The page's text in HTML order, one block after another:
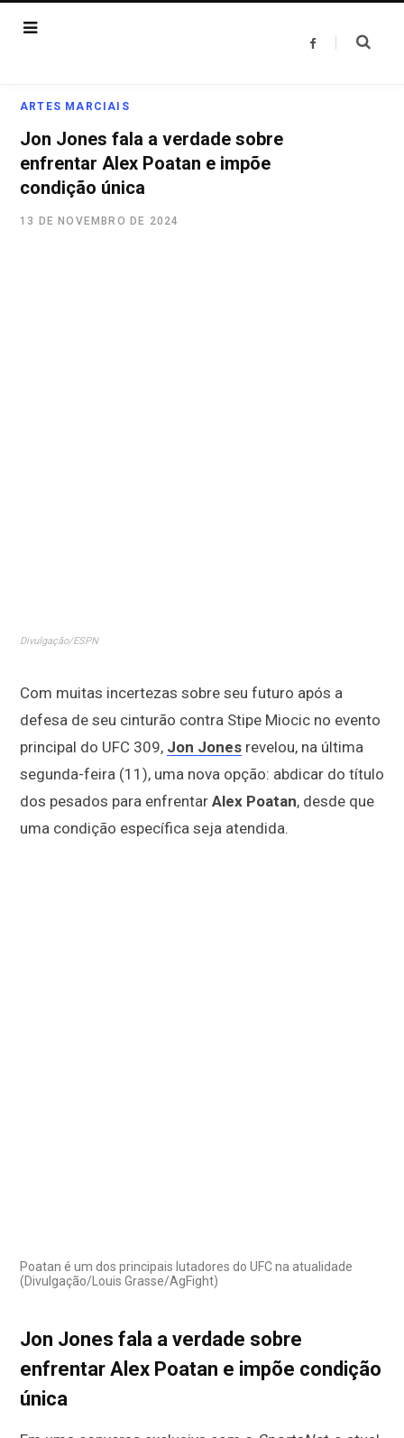
F
ARTES MARCIAIS
Jon Jones fala a verdade sobre
enfrentar Alex Poatan e impõe
condição única
13 DE NOVEMBRO DE 2024
Divulgação/ESPN
Com muitas incertezas sobre seu futuro após a
defesa de seu cinturão contra Stipe Miocic no evento
principal do UFC 309, Jon Jones revelou, na última
segunda-feira (11), uma nova opção: abdicar do título
dos pesados para enfrentar Alex Poatan, desde que
uma condição específica seja atendida.
Poatan é um dos principais lutadores do UFC na atualidade
(Divulgação/Louis Grasse/AgFight)
Jon Jones fala a verdade sobre
enfrentar Alex Poatan e impõe condição
única